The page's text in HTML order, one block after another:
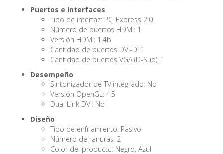
Puertos e Interfaces
Tipo de interfaz: PCI Express 2.0
Número de puertos HDMI: 1
Versión HDMI: 1.4b
Cantidad de puertos DVI-D: 1
Cantidad de puertos VGA (D-Sub): 1
Desempeño
Sintonizador de TV integrado: No
Versión OpenGL: 4.5
Dual Link DVI: No
Diseño
Tipo de enfriamiento: Pasivo
Número de ranuras: 2
Color del producto: Negro, Azul